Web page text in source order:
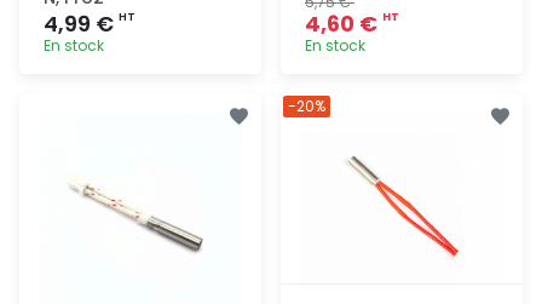
4,99 € HT
En stock
4,60 € HT
En stock
-20%